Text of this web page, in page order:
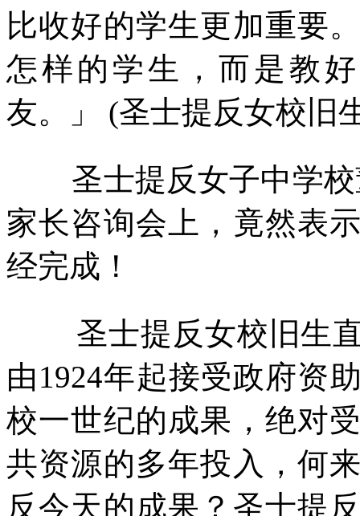
比收好的学生更加重要
怎样的学生，而是教
友。」
(圣士提反女校旧
圣士提反女子中学
家长咨询会上，竟然表
经完成！
圣士提反女校旧生
由1924年起接受政府资
校一世纪的成果，绝对
共资源的多年投入，何
反今天的成果？圣士提